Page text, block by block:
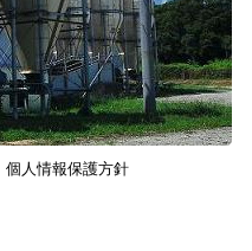
個人情報保護方針